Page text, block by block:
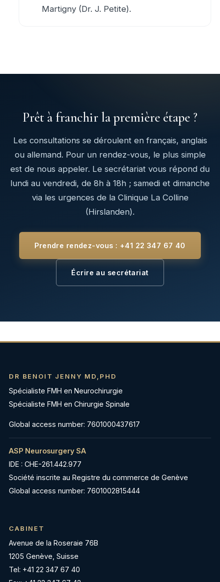
Martigny (Dr. J. Petite).
Prêt à franchir la première étape ?
Les consultations se déroulent en français, anglais
ou allemand. Pour un rendez-vous, le plus simple
est de nous appeler. Le secrétariat vous répond du
lundi au vendredi, de 8h à 18h ; samedi et dimanche
via les urgences de la Clinique La Colline
(Hirslanden).
Prendre rendez-vous : +41 22 347 67 40
Écrire au secrétariat
DR BENOIT JENNY MD,PHD
Spécialiste FMH en Neurochirurgie
Spécialiste FMH en Chirurgie Spinale
Global access number: 7601000437617
ASP Neurosurgery SA
IDE : CHE-261.442.977
Société inscrite au Registre du commerce de Genève
Global access number: 7601002815444
CABINET
Avenue de la Roseraie 76B
1205 Genève, Suisse
Tel: +41 22 347 67 40